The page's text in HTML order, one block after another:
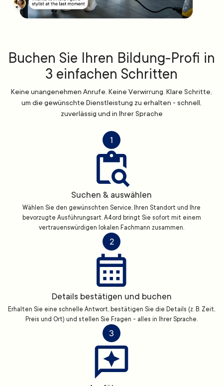
Buchen Sie Ihren Bildung-Profi in
3 einfachen Schritten
Keine unangenehmen Anrufe. Keine Verwirrung. Klare Schritte,
um die gewünschte Dienstleistung zu erhalten - schnell,
zuverlässig und in Ihrer Sprache
1
Suchen & auswählen
Wählen Sie den gewünschten Service, Ihren Standort und Ihre
bevorzugte Ausführungsart. A4ord bringt Sie sofort mit einem
vertrauenswürdigen lokalen Fachmann zusammen.
2
Details bestätigen und buchen
Erhalten Sie eine schnelle Antwort, bestätigen Sie die Details (z. B. Zeit,
Preis und Ort) und stellen Sie Fragen - alles in Ihrer Sprache.
3